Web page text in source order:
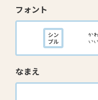
フォント
なまえ